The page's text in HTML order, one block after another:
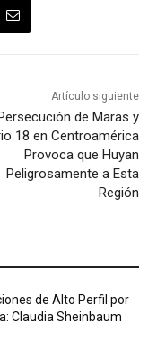
Artículo siguiente
de Maras y
18 en Centroamérica
Provoca que Huyan
Peligrosamente a Esta
Región
de Alto Perfil por
Claudia Sheinbaum